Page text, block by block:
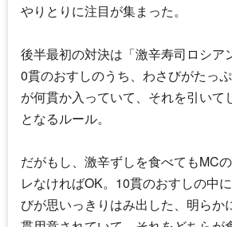
やりとりに注目が集まった。
後半最初の対決は「激辛寿司ロシア
0貫のおすしのうち、わさびがたっ
が何貫か入っていて、それを引いて
となるルール。
だがもし、激辛ずしを食べてもMCの
レなければOK。10貫のおすしの中
びが思いっきりはみ出した、明らか